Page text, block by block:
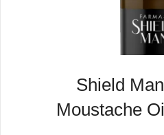
Shield
Moustache